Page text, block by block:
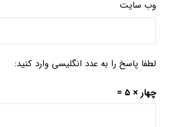
وب‌ سایت
لطفا پاسخ را به عدد انگلیسی وارد کنید:
چهار × 5 =